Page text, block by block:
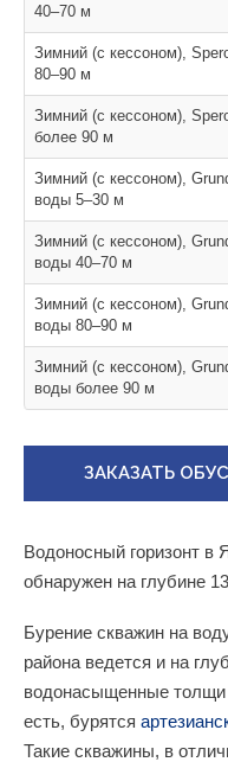
40–70 м
Зимний (с кессоном),
80–90 м
Зимний (с кессоном),
более 90 м
Зимний (с кессоном),
воды 5–30 м
Зимний (с кессоном),
воды 40–70 м
Зимний (с кессоном),
воды 80–90 м
Зимний (с кессоном),
воды более 90 м
ЗАКАЗАТЬ
Водоносный горизонт в
обнаружен на глубине
Бурение скважин на
района ведется и на
водонасыщенные толщи
есть, бурятся
Такие скважины, в